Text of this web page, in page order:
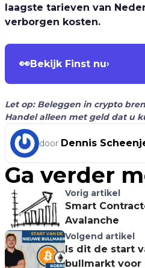
laagste tarieven van
verborgen kosten.
👀Bekijk Finst nu›
Let op: Beleggen in crypto
Handel alleen met geld dat u
door Dennis
Ga verder
Vorig artikel
Smart
Avalanche
Volgend artikel
Is dit de start
bullmarkt voor